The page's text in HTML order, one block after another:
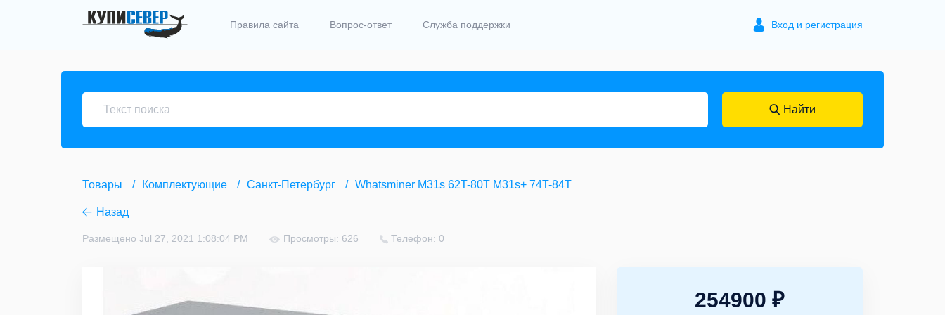
Правила сайта Вопрос-ответ Служба поддержки Вход и регистрация
Найти
Товары Комплектующие Санкт-Петербург Whatsminer M31s 62T-80T M31s+ 74T-84T
Назад
Размещено Jul 27, 2021 1:08:04 PM Просмотры: 626 Телефон: 0
254900 ₽